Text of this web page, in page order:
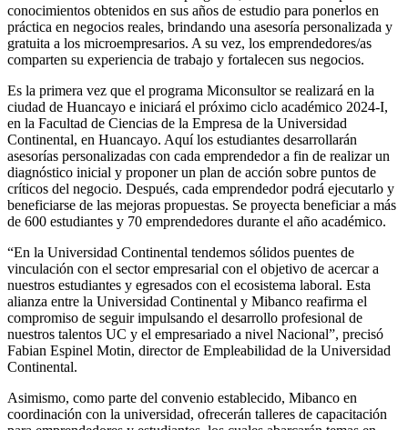
conocimientos obtenidos en sus años de estudio para ponerlos en
práctica en negocios reales, brindando una asesoría personalizada y
gratuita a los microempresarios. A su vez, los emprendedores/as
comparten su experiencia de trabajo y fortalecen sus negocios.
Es la primera vez que el programa Miconsultor se realizará en la
ciudad de Huancayo e iniciará el próximo ciclo académico 2024-I,
en la Facultad de Ciencias de la Empresa de la Universidad
Continental, en Huancayo. Aquí los estudiantes desarrollarán
asesorías personalizadas con cada emprendedor a fin de realizar un
diagnóstico inicial y proponer un plan de acción sobre puntos de
críticos del negocio. Después, cada emprendedor podrá ejecutarlo y
beneficiarse de las mejoras propuestas. Se proyecta beneficiar a más
de 600 estudiantes y 70 emprendedores durante el año académico.
“En la Universidad Continental tendemos sólidos puentes de
vinculación con el sector empresarial con el objetivo de acercar a
nuestros estudiantes y egresados con el ecosistema laboral. Esta
alianza entre la Universidad Continental y Mibanco reafirma el
compromiso de seguir impulsando el desarrollo profesional de
nuestros talentos UC y el empresariado a nivel Nacional”, precisó
Fabian Espinel Motin, director de Empleabilidad de la Universidad
Continental.
Asimismo, como parte del convenio establecido, Mibanco en
coordinación con la universidad, ofrecerán talleres de capacitación